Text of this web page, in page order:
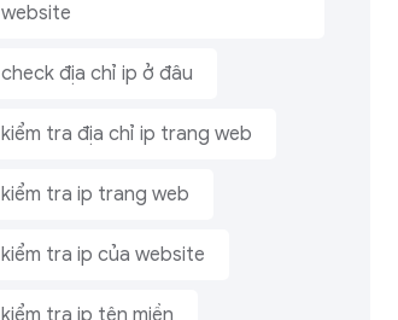
website
check địa chỉ ip ở đâu
kiểm tra địa chỉ ip trang web
kiểm tra ip trang web
kiểm tra ip của website
kiểm tra ip tên miền
MARKETING
website của công ty, đối tác -…